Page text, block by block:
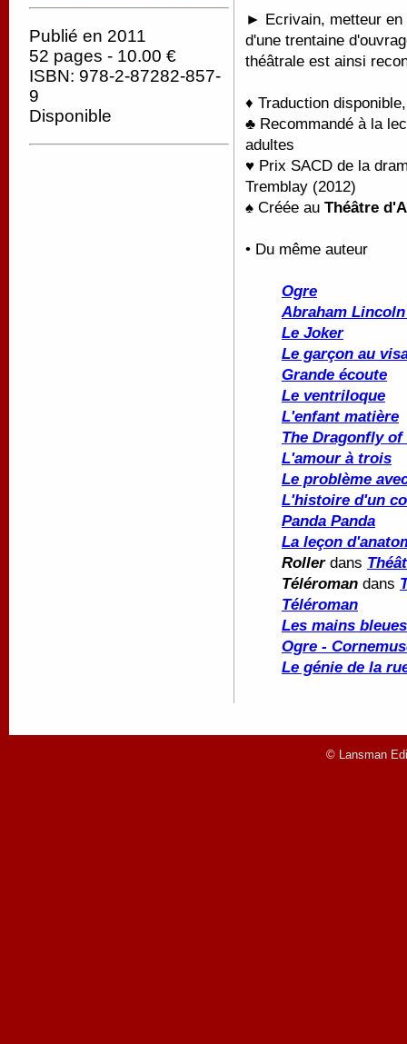
Publié en 2011
52 pages - 10.00 €
ISBN: 978-2-87282-857-
9
Disponible
► Ecrivain, metteur en
d'une trentaine
théâtrale est ainsi
♦ Traduction
♣ Recommandé à la
adultes
♥ Prix SACD de la
Tremblay (2012)
♠ Créée au Théâtre
• Du même auteur
Ogre
Abraham
Le Joker
Le garçon au
Grande écoute
Le ventriloque
L'enfant matière
The Dragonfly
L'amour à trois
Le problème
L'histoire d'un
Panda Panda
La leçon
Rollerdans
Téléroman dans
Téléroman
Les mains bleues
Ogre -
Le génie de la
© Lansman